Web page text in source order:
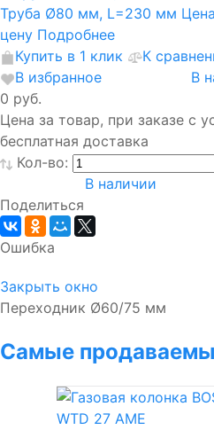
Труба Ø80 мм, L=230 мм
цену Подробнее
Купить в 1 клик
К
В избранное
В
0 руб.
Цена за товар, при заказе с
бесплатная доставка
Кол-во:
В наличии
Поделиться
Ошибка
Закрыть окно
Переходник Ø60/75 мм
Самые